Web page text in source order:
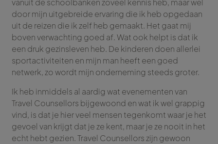
vanuit de schoolbanken zoveel kennis heb, maar wel
door mijn uitgebreide ervaring die ik heb opgedaan
uit de reizen die ik zelf heb gemaakt. Het gaat mij
boven verwachting goed af. Wat ook helpt is dat ik
een druk gezinsleven heb. De kinderen doen allerlei
sportactiviteiten en mijn man heeft een goed
netwerk, zo wordt mijn onderneming steeds groter.
Ik heb inmiddels al aardig wat evenementen van
Travel Counsellors bijgewoond en wat ik wel grappig
vind, is dat je hier veel mensen tegenkomt waar je het
gevoel van krijgt dat je ze kent, maar je ze nooit in het
echt hebt gezien. Travel Counsellors zijn gewoon